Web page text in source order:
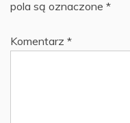
pola są oznaczone *
Komentarz *